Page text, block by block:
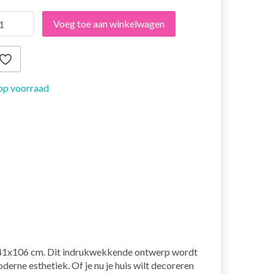
Voeg toe aan winkelwagen
voorraad
cm. Dit indrukwekkende ontwerp wordt
esthetiek. Of je nu je huis wilt decoreren